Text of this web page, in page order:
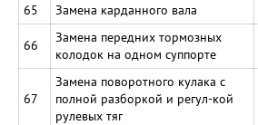
65
Замена карданного вала
66
Замена передних тормозных
колодок на одном суппорте
67
Замена поворотного кулака с
полной разборкой и регул-кой
рулевых тяг